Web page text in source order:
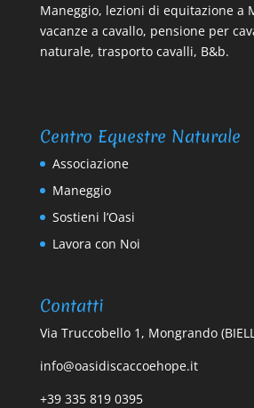
Maneggio, lezioni di equitazione a
vacanze a cavallo, pensione per
naturale, trasporto cavalli, B&b.
Centro Equestre Naturale
Associazione
Maneggio
Sostieni l’Oasi
Lavora con Noi
Contatti
Via Truccobello 1, Mongrando
info@oasidiscaccoehope.it
+39 335 819 0395